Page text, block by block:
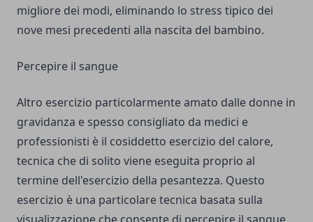
migliore dei modi, eliminando lo stress tipico dei
nove mesi precedenti alla nascita del bambino.
Percepire il sangue
Altro esercizio particolarmente amato dalle donne in
gravidanza e spesso consigliato da medici e
professionisti è il cosiddetto esercizio del calore,
tecnica che di solito viene eseguita proprio al
termine dell'esercizio della pesantezza. Questo
esercizio è una particolare tecnica basata sulla